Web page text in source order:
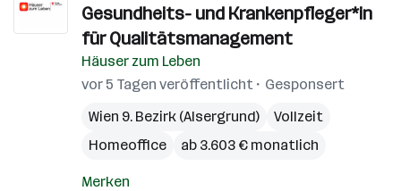
Gesundheits- und Krankenpfleger*in
für Qualitätsmanagement
Häuser zum Leben
vor 5 Tagen veröffentlicht
Gesponsert
Wien 9. Bezirk (Alsergrund)
Vollzeit
Homeoffice
ab 3.603 € monatlich
Merken